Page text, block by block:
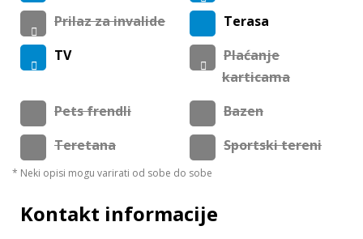
Prilaz za invalide
Terasa
TV
Plaćanje
karticama
Pets frendli
Bazen
Teretana
Sportski tereni
* Neki opisi mogu varirati od sobe do sobe
Kontakt informacije